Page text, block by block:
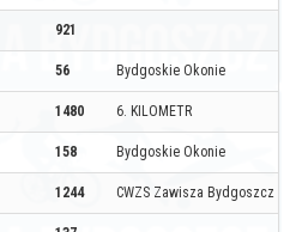
921
56 Bydgoskie Okonie
1480 6. KILOMETR
158 Bydgoskie Okonie
1244 CWZS Zawisza Bydgoszcz SL